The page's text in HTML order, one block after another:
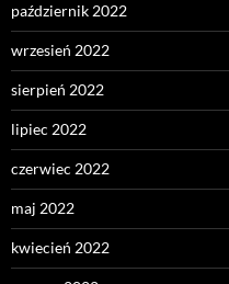
październik 2022
wrzesień 2022
sierpień 2022
lipiec 2022
czerwiec 2022
maj 2022
kwiecień 2022